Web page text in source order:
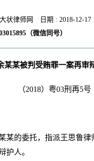
状律师网
日期 : 2018-12-17
（微信同号）
某某被判受贿罪一案再审
（2018）粤03刑再5号
某的委托，指派王思鲁
护人。